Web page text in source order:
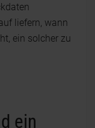
liefern, wann
ein solcher zu
ein